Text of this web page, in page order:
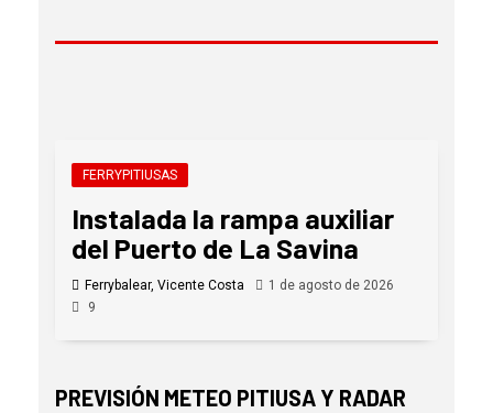
FERRYPITIUSAS
Instalada la rampa auxiliar
del Puerto de La Savina
Ferrybalear, Vicente Costa
1 de agosto de 2026
9
PREVISIÓN METEO PITIUSA Y RADAR